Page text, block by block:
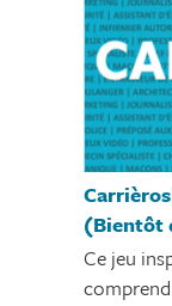
(Bientôt
Ce jeu